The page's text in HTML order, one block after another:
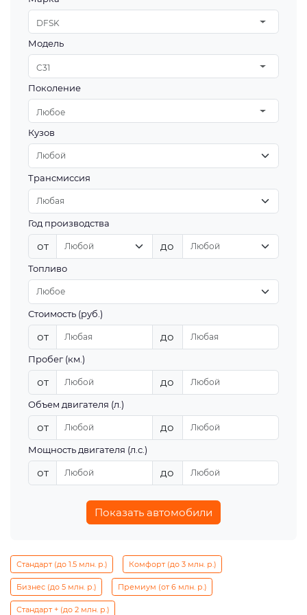
DFSK
Модель
C31
Поколение
Любое
Кузов
Трансмиссия
Год производства
от до
Топливо
Стоимость (руб.)
от до
Пробег (км.)
от до
Объем двигателя (л.)
от до
Мощность двигателя (л.с.)
от до
Показать автомобили
Стандарт (до 1.5 млн. р.) Комфорт (до 3 млн. р.)
Бизнес (до 5 млн. р.) Премиум (от 6 млн. р.)
Стандарт + (до 2 млн. р.)